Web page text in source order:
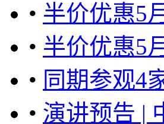
• 半价优惠5
• 半价优惠5
• 同期参观4
• 演讲预告 |